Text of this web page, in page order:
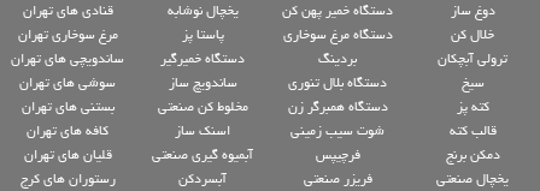
دوغ ساز
خلال کن
ترولی آبچکان
سیخ
کته پز
قالب کته
دمکن برنج
یخچال صنعتی
دستگاه خمیر پهن کن
دستگاه مرغ سوخاری
بردینگ
دستگاه بلال تنوری
دستگاه همبرگر زن
شوت سیب زمینی
فرچیپس
فریزر صنعتی
یخچال نوشابه
پاستا پز
دستگاه خمیرگیر
ساندویچ ساز
مخلوط کن صنعتی
اسنک ساز
آبمیوه گیری صنعتی
آبسردکن
قنادی های تهران
مرغ سوخاری تهران
ساندویچی های تهران
سوشی های تهران
بستنی های تهران
کافه های تهران
قلیان های تهران
رستوران های کرج